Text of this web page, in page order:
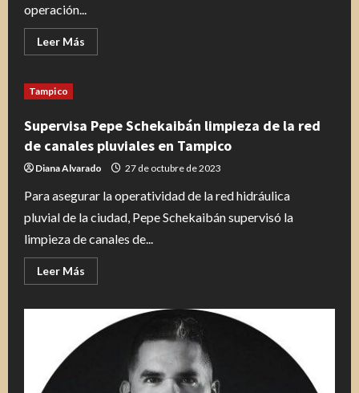
operación...
Leer Más
más
apoyo
a
sectores
afectados
por
las
Tampico
Supervisa Pepe Schekaibán limpieza de la red
de canales pluviales en Tampico
Diana Alvarado 27 de octubre de 2023
Para asegurar la operatividad de la red hidráulica
pluvial de la ciudad, Pepe Schekaibán supervisó la
limpieza de canales de...
Leer Más
más
Supervisa
Pepe
Schekaibán